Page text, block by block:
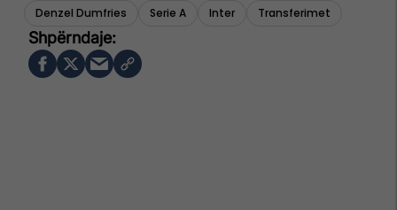
Denzel Dumfries Serie A Inter Transferimet